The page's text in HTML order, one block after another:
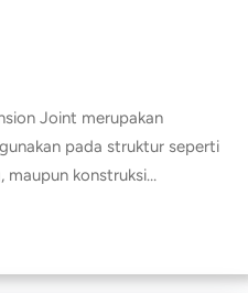
Joint merupakan
pada struktur seperti
maupun konstruksi…